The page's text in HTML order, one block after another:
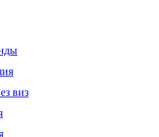
виз